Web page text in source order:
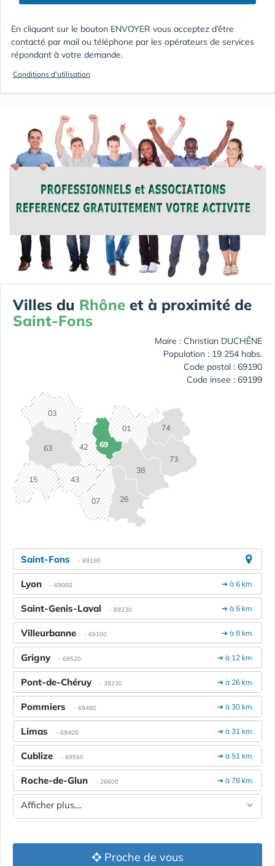
En cliquant sur le bouton ENVOYER vous acceptez d’être
contacté par mail ou téléphone par les opérateurs de services
répondant à votre demande.
Conditions d'utilisation
Villes du Rhône et à proximité de
Saint-Fons
Maire : Christian DUCHÊNE
Population : 19 254 habs.
Code postal : 69190
Code insee : 69199
01
03
07
15
26
38
42
43
63
69
73
74
Saint-Fons - 69190
➔ à 6 km.
Lyon - 69000
➔ à 5 km.
Saint-Genis-Laval - 69230
➔ à 8 km.
Villeurbanne - 69100
➔ à 12 km.
Grigny - 69520
➔ à 26 km.
Pont-de-Chéruy - 38230
➔ à 30 km.
Pommiers - 69480
➔ à 31 km.
Limas - 69400
➔ à 51 km.
Cublize - 69550
➔ à 78 km.
Roche-de-Glun - 26600
Afficher plus....
Proche de vous